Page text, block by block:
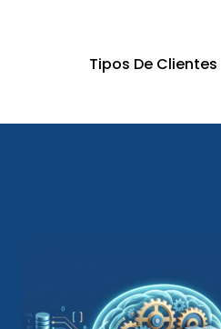
Tipos De Clientes